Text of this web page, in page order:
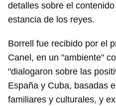
detalles sobre el
estancia de los reyes.
Borrell fue recibido por el
Canel, en un "ambiente"
"dialogaron sobre las
España y Cuba, basadas
familiares y culturales, y